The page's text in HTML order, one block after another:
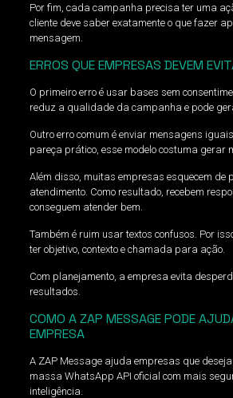
Por fim, cada campanha precisa ter uma
cliente deve saber exatamente o que fazer
mensagem.
ERROS QUE EMPRESAS DEVEM
O primeiro erro é usar bases sem
reduz a qualidade da campanha e pode
Outro erro comum é enviar mensagens
pareça prático, esse modelo costuma gerar
Além disso, muitas empresas esquecem de
atendimento. Como resultado, recebem
conseguem atender bem.
Também é ruim usar textos confusos. Por
ter objetivo, contexto e chamada para ação.
Com planejamento, a empresa evita
resultados.
COMO A ZAP MESSAGE PODE
EMPRESA
A ZAP Message ajuda empresas que
massa WhatsApp API oficial com mais
inteligência.